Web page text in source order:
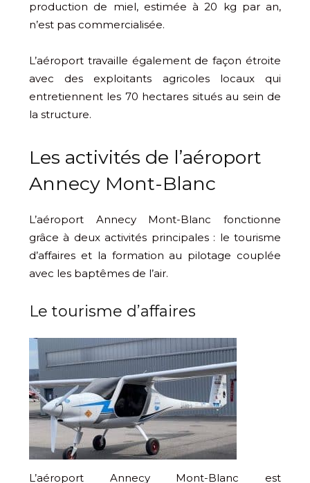
production de miel, estimée à 20 kg par an,
n’est pas commercialisée.
L’aéroport travaille également de façon étroite
avec des exploitants agricoles locaux qui
entretiennent les 70 hectares situés au sein de
la structure.
Les activités de l’aéroport
Annecy Mont-Blanc
L’aéroport Annecy Mont-Blanc fonctionne
grâce à deux activités principales : le tourisme
d’affaires et la formation au pilotage couplée
avec les baptêmes de l’air.
Le tourisme d’affaires
L’aéroport Annecy Mont-Blanc est